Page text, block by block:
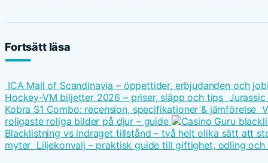
Fortsätt läsa
ICA Mall of Scandinavia – öppettider, erbjudanden och
Hockey-VM biljetter 2026 – priser, släpp och tips
Kobra S1 Combo: recension, specifikationer & jämförelse
roligaste roliga bilder på djur – guide
Blacklistning vs indraget tillstånd – två helt olika sätt att
myter Liljekonvalj – praktisk guide till giftighet, odling